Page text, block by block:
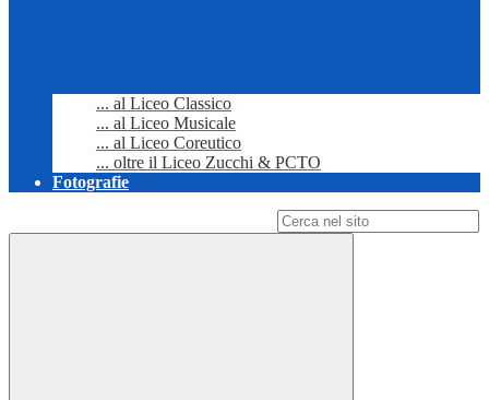
... al Liceo Classico
... al Liceo Musicale
... al Liceo Coreutico
... oltre il Liceo Zucchi & PCTO
Fotografie